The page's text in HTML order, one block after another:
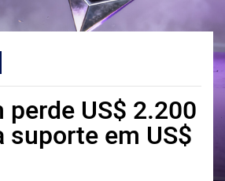
perde US$ 2.200
suporte em US$